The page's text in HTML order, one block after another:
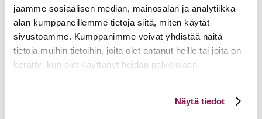
jaamme sosiaalisen median, mainosalan ja analytiikka-
alan kumppaneillemme tietoja siitä, miten käytät
sivustoamme. Kumppanimme voivat yhdistää näitä
tietoja muihin tietoihin, joita olet antanut heille tai joita on
kerätty, kun olet käyttänyt heidän palvelujaan.
linkistä.
Näytä tiedot
Tulevia tapahtumia
Tuomiokapitulin istunto 19.08.2026